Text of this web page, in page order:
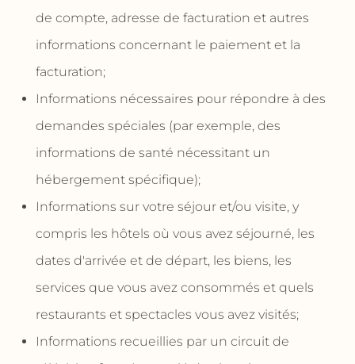
de compte, adresse de facturation et autres
informations concernant le paiement et la
facturation;
Informations nécessaires pour répondre à des
demandes spéciales (par exemple, des
informations de santé nécessitant un
hébergement spécifique);
Informations sur votre séjour et/ou visite, y
compris les hôtels où vous avez séjourné, les
dates d'arrivée et de départ, les biens, les
services que vous avez consommés et quels
restaurants et spectacles vous avez visités;
Informations recueillies par un circuit de